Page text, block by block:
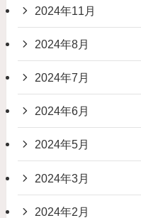
2024年11月
2024年8月
2024年7月
2024年6月
2024年5月
2024年3月
2024年2月